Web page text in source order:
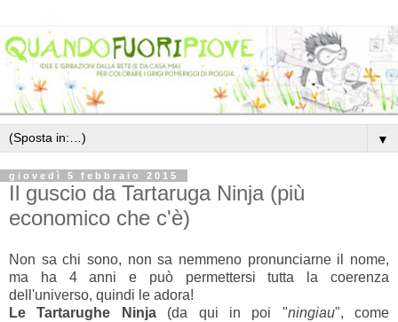
▼
giovedì 5 febbraio 2015
Il guscio da Tartaruga Ninja (più
economico che c'è)
Non sa chi sono, non sa nemmeno pronunciarne il nome,
ma ha 4 anni e può permettersi tutta la coerenza
dell'universo, quindi le adora!
Le Tartarughe Ninja(da qui in poi "ningiau", come